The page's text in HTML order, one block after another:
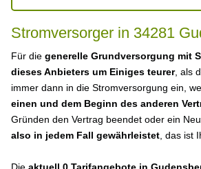
Stromversorger in 34281
Für die generelle Grundversorgung mit
dieses Anbieters um Einiges teurer, als
immer dann in die Stromversorgung ein,
einen und dem Beginn des anderen
Gründen den Vertrag beendet oder ein
also in jedem Fall gewährleistet , das ist